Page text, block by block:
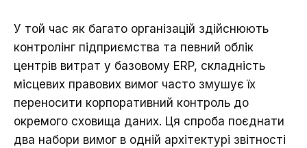
У той час як багато організацій здійснюють
контролінг підприємства та певний облік
центрів витрат у базовому ERP, складність
місцевих правових вимог часто змушує їх
переносити корпоративний контроль до
окремого сховища даних. Ця спроба поєднати
два набори вимог в одній архітектурі звітності